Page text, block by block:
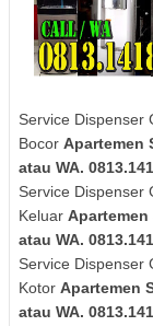
Service Dispenser
Bocor Apartemen
atau WA.
Service Dispenser
Keluar Apartemen
atau WA.
Service Dispenser
Kotor Apartemen
atau WA.